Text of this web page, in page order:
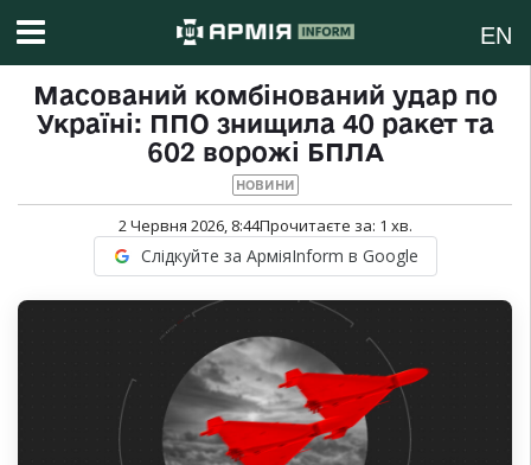
EN
Масований комбінований удар по
Україні: ППО знищила 40 ракет та
602 ворожі БПЛА
НОВИНИ
2 Червня 2026, 8:44Прочитаєте за: 1 хв.
Слідкуйте за АрміяInform в Google